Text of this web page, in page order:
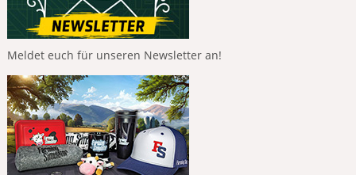
Meldet euch für unseren Newsletter an!